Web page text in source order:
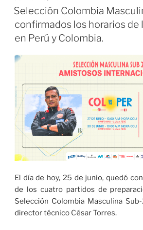
EL
Selección Colombia
confirmados los horarios de
en Perú y Colombia.
El día de hoy, 25 de junio, quedó
de los cuatro partidos de
Selección Colombia Masculina
director técnico César Torres.